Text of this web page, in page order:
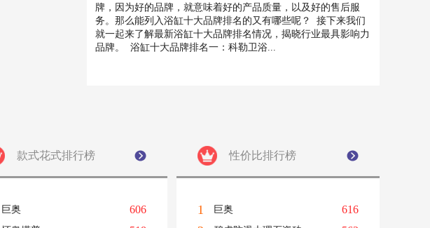
牌，因为好的品牌，就意味着好的产品质量，以及好的售后服
务。那么能列入浴缸十大品牌排名的又有哪些呢？ 接下来我们
就一起来了解最新浴缸十大品牌排名情况，揭晓行业最具影响力
品牌。 浴缸十大品牌排名一：科勒卫浴...
款式花式排行榜
巨奥 606
性价比排行榜
1 巨奥 616